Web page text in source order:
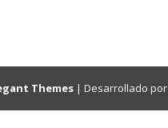
Themes | Desarrollado por